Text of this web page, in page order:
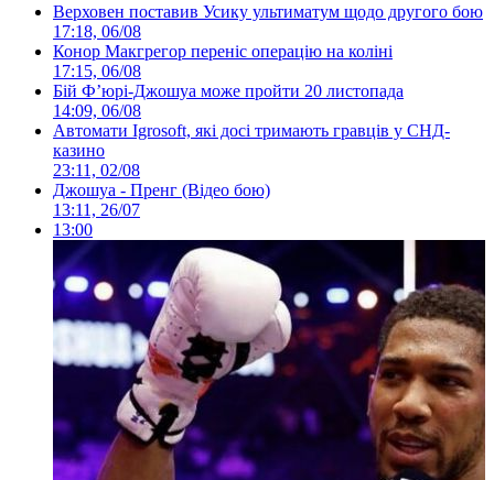
Верховен поставив Усику ультиматум щодо другого бою
17:18, 06/08
Конор Макгрегор переніс операцію на коліні
17:15, 06/08
Бій Ф’юрі-Джошуа може пройти 20 листопада
14:09, 06/08
Автомати Igrosoft, які досі тримають гравців у СНД-
казино
23:11, 02/08
Джошуа - Пренг (Відео бою)
13:11, 26/07
13:00